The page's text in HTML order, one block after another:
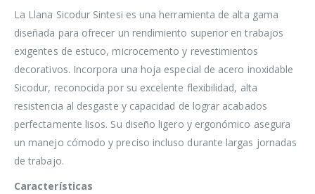
La Llana Sicodur Sintesi es una herramienta de alta gama
diseñada para ofrecer un rendimiento superior en trabajos
exigentes de estuco, microcemento y revestimientos
decorativos. Incorpora una hoja especial de acero inoxidable
Sicodur, reconocida por su excelente flexibilidad, alta
resistencia al desgaste y capacidad de lograr acabados
perfectamente lisos. Su diseño ligero y ergonómico asegura
un manejo cómodo y preciso incluso durante largas jornadas
de trabajo.
Características